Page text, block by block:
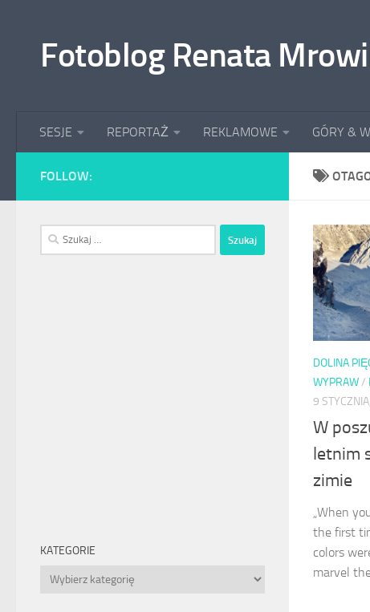
Fotoblog Renata
SESJE REPORTAŻ REKLAMOWE GÓRY &
DOLINA
WYPRAW/
9
W
letnim
zimie
„When
the first
colors
marvel
FOLLOW:
Szukaj:
KATEGORIE
Kategorie